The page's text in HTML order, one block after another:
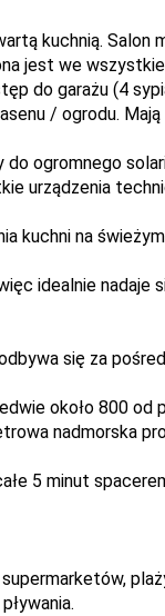
kuchnią.
jest we
do garażu (4
/ ogrodu.
ogromnego
urządzenia
kuchni na
idealnie
się za
około 800
nadmorska
5 minut